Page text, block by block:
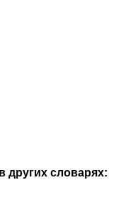
других словарях: